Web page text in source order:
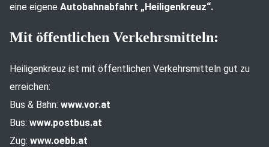
eine eigene Autobahnabfahrt „Heiligenkreuz“.
Mit öffentlichen Verkehrsmitteln:
Heiligenkreuz ist mit öffentlichen Verkehrsmitteln gut zu
erreichen:
Bus & Bahn: www.vor.at
Bus: www.postbus.at
Zug: www.oebb.at